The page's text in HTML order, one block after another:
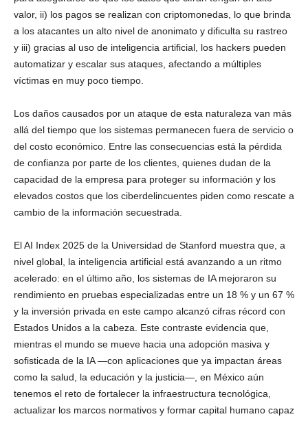
valor, ii) los pagos se realizan con criptomonedas, lo que brinda
a los atacantes un alto nivel de anonimato y dificulta su rastreo
y iii) gracias al uso de inteligencia artificial, los hackers pueden
automatizar y escalar sus ataques, afectando a múltiples
víctimas en muy poco tiempo.
Los daños causados por un ataque de esta naturaleza van más
allá del tiempo que los sistemas permanecen fuera de servicio o
del costo económico. Entre las consecuencias está la pérdida
de confianza por parte de los clientes, quienes dudan de la
capacidad de la empresa para proteger su información y los
elevados costos que los ciberdelincuentes piden como rescate a
cambio de la información secuestrada.
El AI Index 2025 de la Universidad de Stanford muestra que, a
nivel global, la inteligencia artificial está avanzando a un ritmo
acelerado: en el último año, los sistemas de IA mejoraron su
rendimiento en pruebas especializadas entre un 18 % y un 67 %
y la inversión privada en este campo alcanzó cifras récord con
Estados Unidos a la cabeza. Este contraste evidencia que,
mientras el mundo se mueve hacia una adopción masiva y
sofisticada de la IA —con aplicaciones que ya impactan áreas
como la salud, la educación y la justicia—, en México aún
tenemos el reto de fortalecer la infraestructura tecnológica,
actualizar los marcos normativos y formar capital humano capaz